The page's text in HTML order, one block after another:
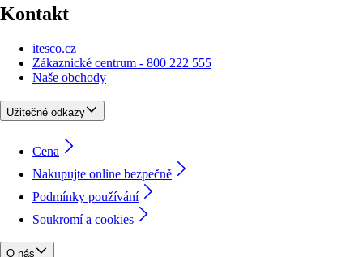
Kontakt
itesco.cz
Zákaznické centrum - 800 222 555
Naše obchody
Užitečné odkazy
Cena
Nakupujte online bezpečně
Podmínky používání
Soukromí a cookies
O nás